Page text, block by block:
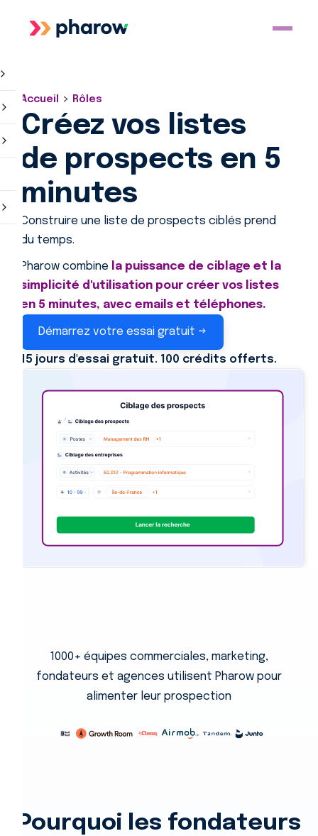
Accueil > Rôles
Créez vos listes
de prospects en 5
minutes
Construire une liste de prospects ciblés prend
du temps.
Pharow combine
la puissance de ciblage et la
simplicité d'utilisation pour créer vos listes
en 5 minutes, avec emails et téléphones.
Démarrez votre essai gratuit →
15 jours d'essai gratuit. 100 crédits offerts.
1000+ équipes commerciales, marketing,
fondateurs et agences utilisent Pharow pour
alimenter leur prospection
Pourquoi les fondateurs